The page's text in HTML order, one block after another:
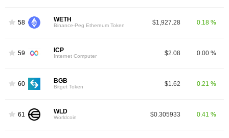
58 WETH
Binance-Peg Ethereum Token $1,927.28 0.18 %
59 ICP
Internet Computer $2.08 0.00 %
60 BGB
Bitget Token $1.62 0.21 %
61 WLD
Worldcoin $0.305933 0.41 %